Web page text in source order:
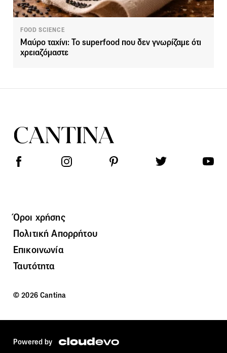
FOOD SCIENCE
Μαύρο ταχίνι: Το superfood που δεν γνωρίζαμε ότι
χρειαζόμαστε
Όροι χρήσης
Πολιτική Απορρήτου
Επικοινωνία
Ταυτότητα
© 2026 Cantina
Powered by